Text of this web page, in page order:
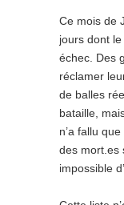
Ce mois de
jours dont
échec. Des
réclamer
de balles
bataille,
n’a fallu
des mort.es
impossible